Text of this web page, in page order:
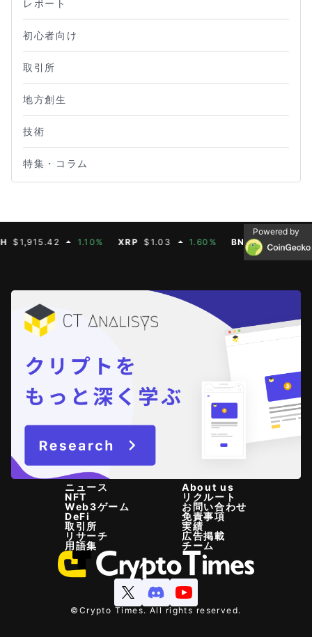
レポート
初心者向け
取引所
地方創生
技術
特集・コラム
1.10% XRP $1.03 1.60% BNB $592.88
Powered by
ニュース
NFT
Web3ゲーム
DeFi
取引所
リサーチ
用語集
About us
リクルート
お問い合わせ
免責事項
実績
広告掲載
チーム
©Crypto Times. All rights reserved.